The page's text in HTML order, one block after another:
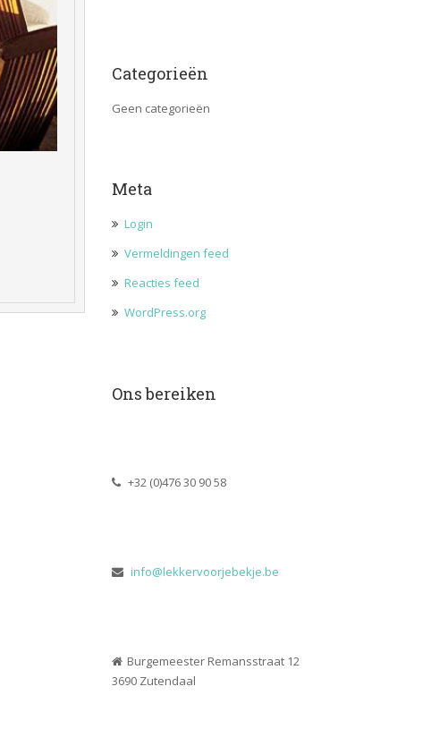
Categorieën
Geen categorieën
Meta
Login
Vermeldingen feed
Reacties feed
WordPress.org
Ons bereiken
+32 (0)476 30 90 58
info@lekkervoorjebekje.be
Burgemeester Remansstraat 12
3690 Zutendaal